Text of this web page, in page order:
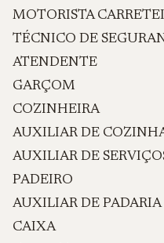
MOTORISTA
TÉCNICO DE
ATENDENTE
GARÇOM
COZINHEIRA
AUXILIAR DE
AUXILIAR DE
PADEIRO
AUXILIAR DE PADARIA
CAIXA